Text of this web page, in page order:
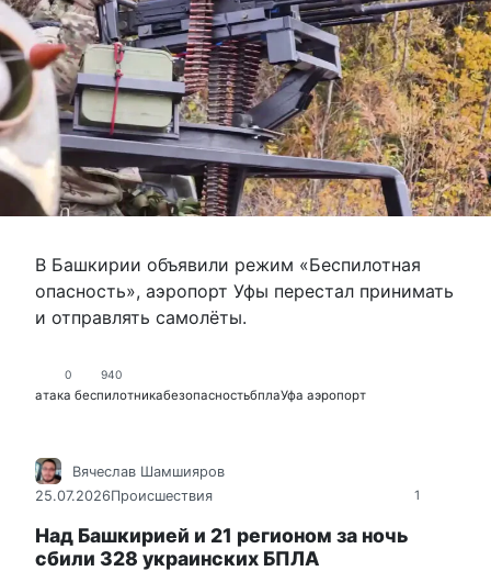
В Башкирии объявили режим «Беспилотная
опасность», аэропорт Уфы перестал принимать
и отправлять самолёты.
0 940
атака беспилотникабезопасностьбплаУфа аэропорт
1
Вячеслав Шамшияров
25.07.2026Происшествия
Над Башкирией и 21 регионом за ночь
сбили 328 украинских БПЛА